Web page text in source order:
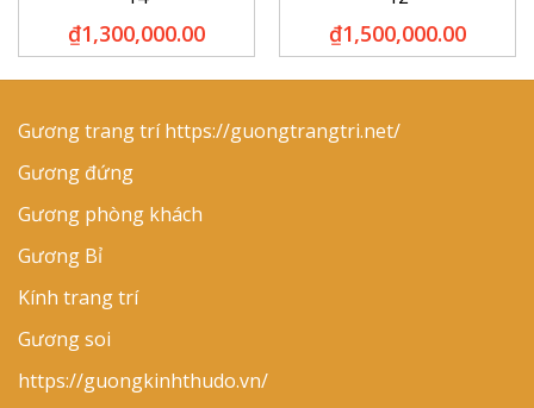
₫1,300,000.00 ₫1,500,000.00
Gương trang tríhttps://guongtrangtri.net/
Gương đứng
Gương phòng khách
Gương Bỉ
Kính trang trí
Gương soi
https://guongkinhthudo.vn/